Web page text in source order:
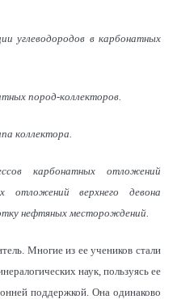
углеводородов в карбонатных
пород-коллекторов.
коллектора.
карбонатных отложений
отложений верхнего девона
нефтяных месторождений.
Многие из ее учеников стали
наук, пользуясь ее
поддержкой. Она одинаково